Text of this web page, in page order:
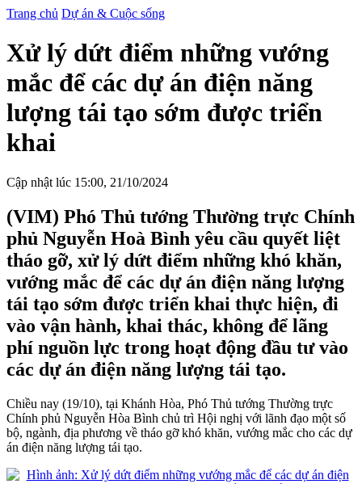
Trang chủ Dự án & Cuộc sống
Xử lý dứt điểm những vướng
mắc để các dự án điện năng
lượng tái tạo sớm được triển
khai
Cập nhật lúc 15:00, 21/10/2024
(VIM) Phó Thủ tướng Thường trực Chính
phủ Nguyễn Hoà Bình yêu cầu quyết liệt
tháo gỡ, xử lý dứt điểm những khó khăn,
vướng mắc để các dự án điện năng lượng
tái tạo sớm được triển khai thực hiện, đi
vào vận hành, khai thác, không để lãng
phí nguồn lực trong hoạt động đầu tư vào
các dự án điện năng lượng tái tạo.
Chiều nay (19/10), tại Khánh Hòa, Phó Thủ tướng Thường trực
Chính phủ Nguyễn Hòa Bình chủ trì Hội nghị với lãnh đạo một số
bộ, ngành, địa phương về tháo gỡ khó khăn, vướng mắc cho các dự
án điện năng lượng tái tạo.